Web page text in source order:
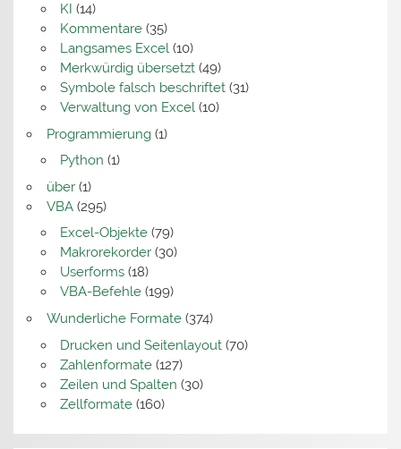
KI (14)
Kommentare(35)
Langsames Excel(10)
Merkwürdig übersetzt(49)
Symbole falsch beschriftet(31)
Verwaltung von Excel(10)
Programmierung(1)
Python (1)
über(1)
VBA(295)
Excel-Objekte(79)
Makrorekorder(30)
Userforms(18)
VBA-Befehle(199)
Wunderliche Formate(374)
Drucken und Seitenlayout(70)
Zahlenformate(127)
Zeilen und Spalten (30)
Zellformate(160)